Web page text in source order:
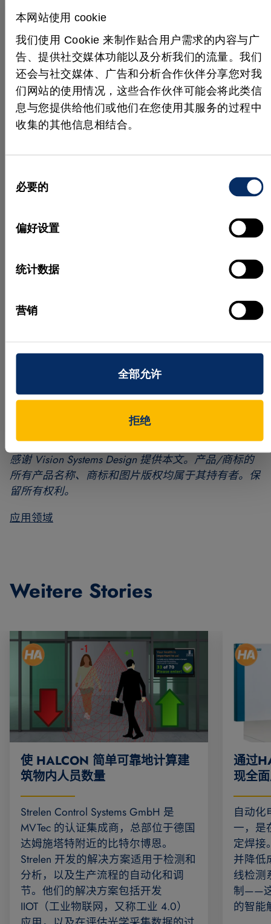
本网站使用 cookie
我们使用 Cookie 来制作贴合用户需求的内容与广
告、提供社交媒体功能以及分析我们的流量。我们
还会与社交媒体、广告和分析合作伙伴分享您对我
们网站的使用情况，这些合作伙伴可能会将此类信
息与您提供给他们或他们在您使用其服务的过程中
收集的其他信息相结合。
必要的
偏好设置
统计数据
营销
全部允许
拒绝
稀薄水雾。
图像分割
为了执行图像分割，使用模板模型的对应分析对具有
已知表面的物体进行比较。为了分割未知物体，使用
基于边缘和基于区域的分割。基于边缘的方法通过在
不完整。计算量更大的基于区域的方法会将高程剖面
细分为具有相同高度或相同表面梯度的均匀区域。
使用这类分割技术，可以识别已知和未知的物体。例
如，如果通过这种分割产生了已知图案，就可以正确
色信息。将这些特征数据馈送到神经网络的输入层，
到物体类别。对于每种物体，神经网络都会再次训
练，从而提高分类质量。
识别完成后，将每个物体的已知高度和位置传输到机
器人码垛机以便拾取。在腿部 x-y-z 平台上安装柔性
抓取器之后，即可使用基于视觉的机器人系统拾取和
放置多种完全不同的物体。
作者：Rainer Bruns、Björn Cleves 和 Lutz Kreutzer 博
感谢 Vision Systems Design 提供本文。产品/商标的
所有产品名称、商标和图片版权均属于其持有者。保
留所有权利。
应用领域
Weitere Stories
使 HALCON 简单可靠地计算建
筑物内人员数量
Strelen Control Systems GmbH 是
MVTec 的认证集成商，总部位于德国
达姆施塔特附近的比特尔博恩。
Strelen 开发的解决方案适用于检测和
分析，以及生产流程的自动化和调
节。他们的解决方案包括开发
IIOT（工业物联网，又称工业 4.0）
通过
现全
自动化
一，是
定焊接
并降低
线检测
制——
的智